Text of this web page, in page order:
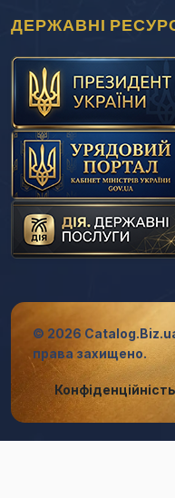
ДЕРЖАВНІ
© 2026 Catalog.Biz.ua
права захищено.
Конфіденційність